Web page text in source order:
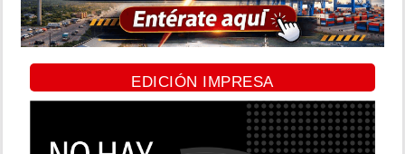
EDICIÓN IMPRESA